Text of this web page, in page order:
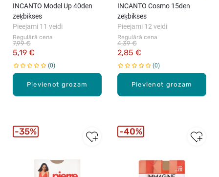
Pievienot grozam
INCANTO Model Up 40den
zeķbikses
Regulārā cena
5,19 €
7,99 €
Pieejami 11 veidi
0
Pievienot grozam
INCANTO Cosmo 15den
zeķbikses
Regulārā cena
2,85 €
4,39 €
Pieejami 12 veidi
0
35% 40%